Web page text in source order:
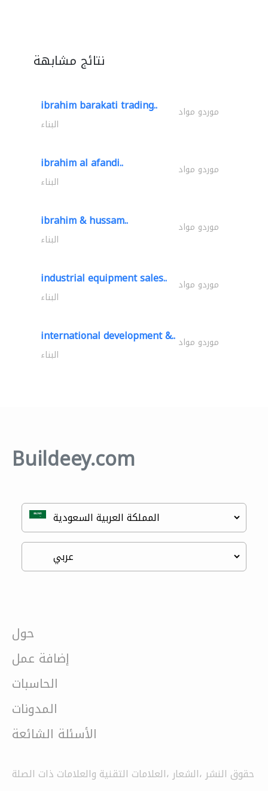
نتائج مشابهة
ibrahim barakati trading.. موردو مواد
البناء
ibrahim al afandi.. موردو مواد
البناء
ibrahim & hussam.. موردو مواد
البناء
industrial equipment sales.. موردو مواد
البناء
international development &.. موردو مواد
البناء
Buildeey.com
حول
إضافة عمل
الحاسبات
المدونات
الأسئلة الشائعة
حقوق النشر ،الشعار ،العلامات التقنية والعلامات ذات الصلة